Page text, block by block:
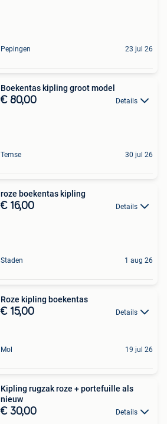
Pepingen 23 jul 26
Boekentas kipling groot model
€ 80,00 Details
Temse 30 jul 26
roze boekentas kipling
€ 16,00 Details
Staden 1 aug 26
Roze kipling boekentas
€ 15,00 Details
Mol 19 jul 26
Kipling rugzak roze + portefuille als
nieuw
€ 30,00 Details